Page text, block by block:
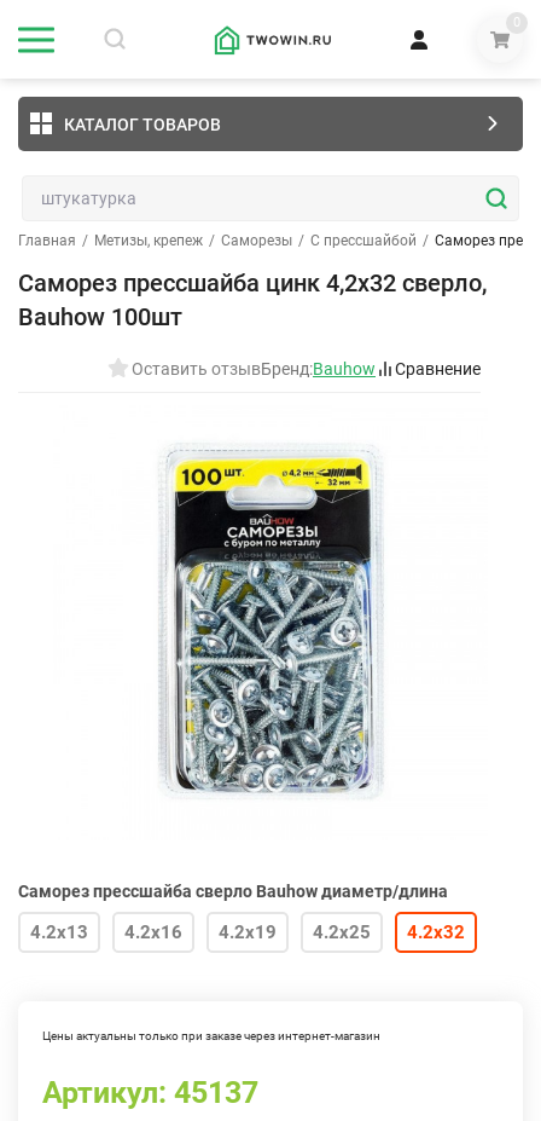
0
КАТАЛОГ ТОВАРОВ
Главная / Метизы, крепеж / Саморезы / С прессшайбой / Саморез
Саморез прессшайба цинк 4,2х32 сверло,
Bauhow 100шт
Оставить отзывБренд:Bauhow Сравнение
Саморез прессшайба сверло Bauhow диаметр/длина
4.2х13 4.2х16 4.2х19 4.2х25 4.2х32
Цены актуальны только при заказе через интернет-магазин
Артикул: 45137